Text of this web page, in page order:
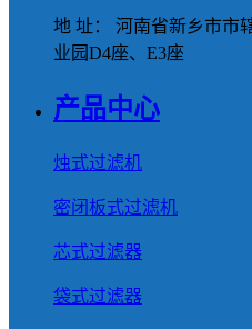
地 址： 河南省新乡市市
业园D4座、E3座
产品中心
烛式过滤机
密闭板式过滤机
芯式过滤器
袋式过滤器